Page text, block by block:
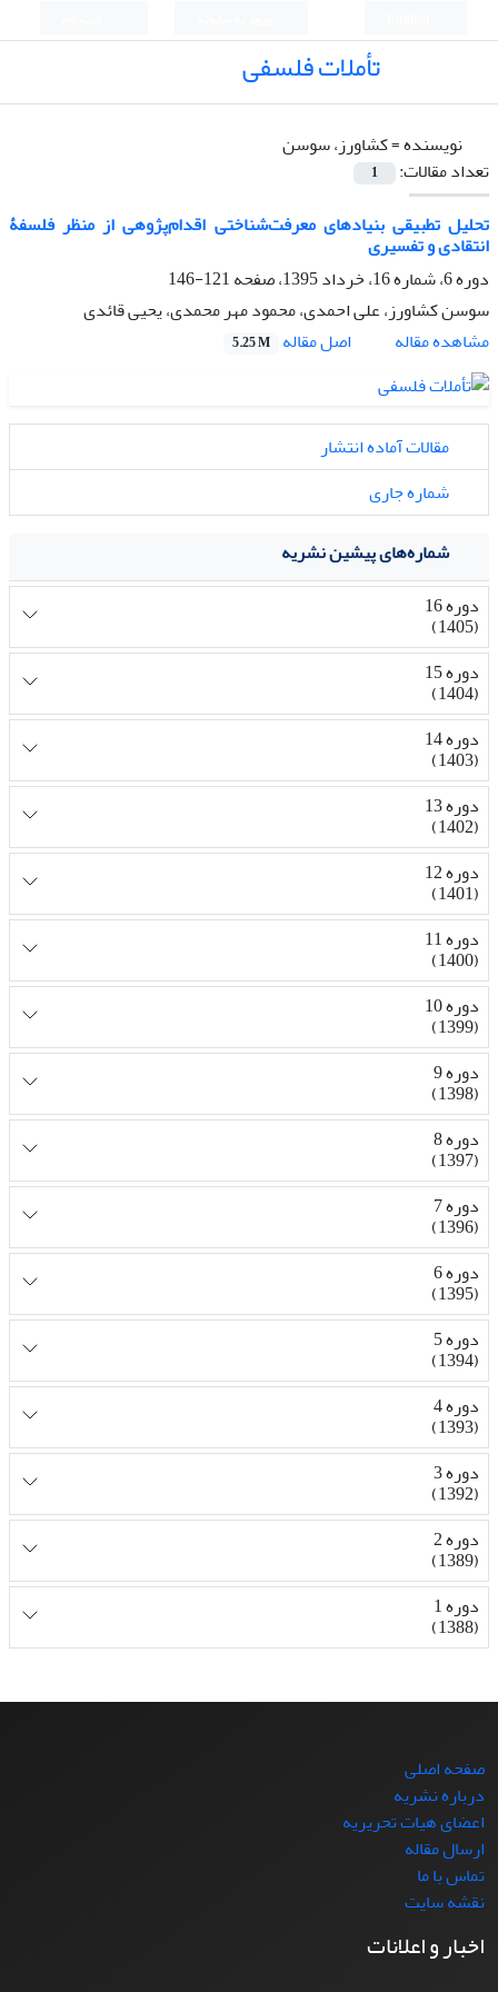
تأملات فلسفی
نویسنده =کشاورز، سوسن
تعداد مقالات:
1
تحلیل تطبیقی بنیادهای معرفت‌شناختی اقدام‌پژوهی از منظر فلسفۀ
انتقادی و تفسیری
دوره 6، شماره 16، خرداد 1395، صفحه
121-146
سوسن کشاورز، علی احمدی، محمود مهر محمدی، یحیی قائدی
مشاهده مقاله
اصل مقاله 5.25 M
مقالات آماده انتشار
شماره جاری
شماره‌های پیشین نشریه
دوره 16
(1405)
دوره 15
(1404)
دوره 14
(1403)
دوره 13
(1402)
دوره 12
(1401)
دوره 11
(1400)
دوره 10
(1399)
دوره 9
(1398)
دوره 8
(1397)
دوره 7
(1396)
دوره 6
(1395)
دوره 5
(1394)
دوره 4
(1393)
دوره 3
(1392)
دوره 2
(1389)
دوره 1
(1388)
صفحه اصلی
درباره نشریه
اعضای هیات تحریریه
ارسال مقاله
تماس با ما
نقشه سایت
اخبار و اعلانات